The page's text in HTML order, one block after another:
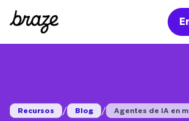
Recursos / Blog / Agentes de IA en